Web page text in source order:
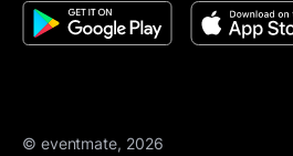
© eventmate, 2026